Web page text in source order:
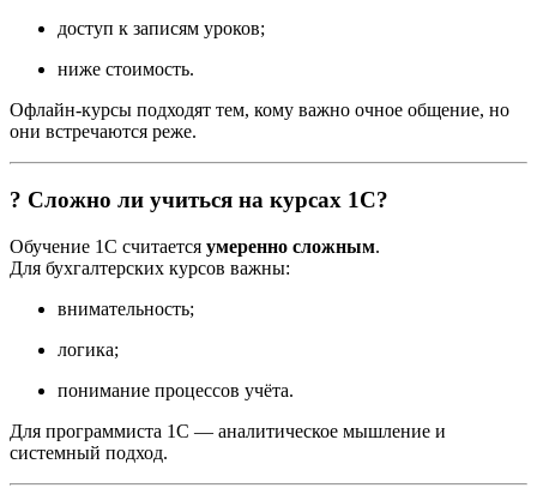
доступ к записям уроков;
ниже стоимость.
Офлайн-курсы подходят тем, кому важно очное общение, но
они встречаются реже.
? Сложно ли учиться на курсах 1С?
Обучение 1С считается умеренно сложным.
Для бухгалтерских курсов важны:
внимательность;
логика;
понимание процессов учёта.
Для программиста 1С — аналитическое мышление и
системный подход.